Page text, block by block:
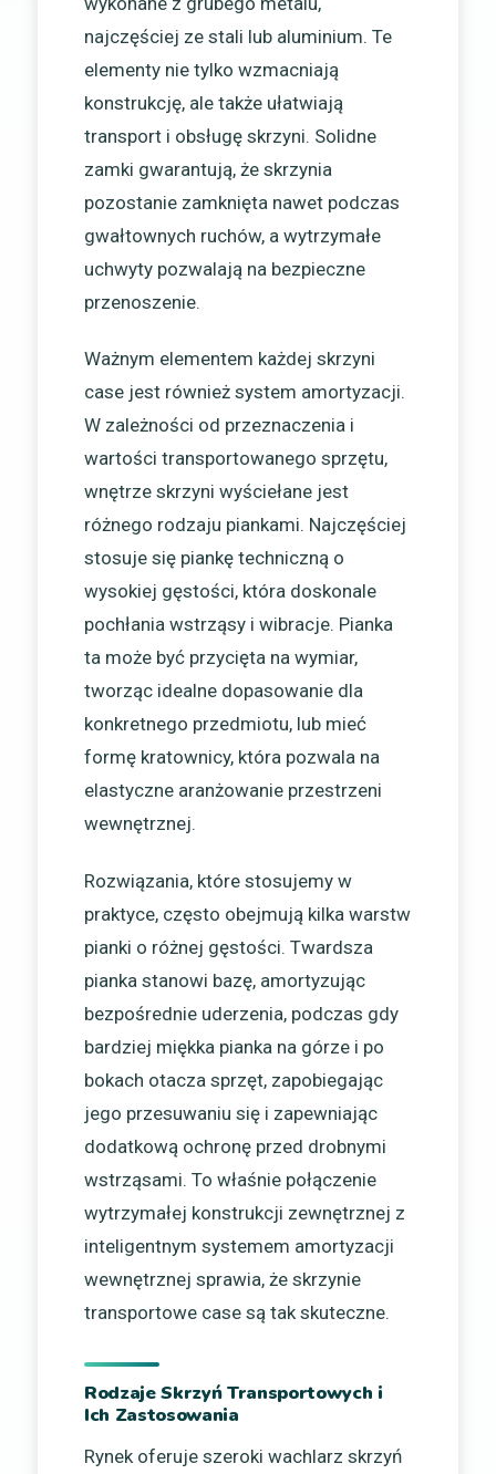
najczęściej ze stali lub aluminium. Te
elementy nie tylko wzmacniają
konstrukcję, ale także ułatwiają
transport i obsługę skrzyni. Solidne
zamki gwarantują, że skrzynia
pozostanie zamknięta nawet podczas
gwałtownych ruchów, a wytrzymałe
uchwyty pozwalają na bezpieczne
przenoszenie.
Ważnym elementem każdej skrzyni
case jest również system amortyzacji.
W zależności od przeznaczenia i
wartości transportowanego sprzętu,
wnętrze skrzyni wyściełane jest
różnego rodzaju piankami. Najczęściej
stosuje się piankę techniczną o
wysokiej gęstości, która doskonale
pochłania wstrząsy i wibracje. Pianka
ta może być przycięta na wymiar,
tworząc idealne dopasowanie dla
konkretnego przedmiotu, lub mieć
formę kratownicy, która pozwala na
elastyczne aranżowanie przestrzeni
wewnętrznej.
Rozwiązania, które stosujemy w
praktyce, często obejmują kilka warstw
pianki o różnej gęstości. Twardsza
pianka stanowi bazę, amortyzując
bezpośrednie uderzenia, podczas gdy
bardziej miękka pianka na górze i po
bokach otacza sprzęt, zapobiegając
jego przesuwaniu się i zapewniając
dodatkową ochronę przed drobnymi
wstrząsami. To właśnie połączenie
wytrzymałej konstrukcji zewnętrznej z
inteligentnym systemem amortyzacji
wewnętrznej sprawia, że skrzynie
transportowe case są tak skuteczne.
Rodzaje Skrzyń Transportowych i
Ich Zastosowania
Rynek oferuje szeroki wachlarz skrzyń